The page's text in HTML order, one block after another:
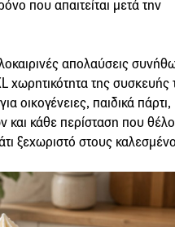
που απαιτείται μετά την
απολαύσεις
χωρητικότητα της συσκευής
οικογένειες, παιδικά πάρτι,
και κάθε περίσταση που
ξεχωριστό στους